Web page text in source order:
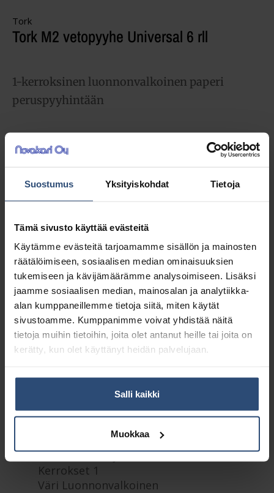
Suostumus Yksityiskohdat Tietoja
Tämä sivusto käyttää evästeitä
Käytämme evästeitä tarjoamamme sisällön ja mainosten
räätälöimiseen, sosiaalisen median ominaisuuksien
tukemiseen ja kävijämäärämme analysoimiseen. Lisäksi
jaamme sosiaalisen median, mainosalan ja analytiikka-
alan kumppaneillemme tietoja siitä, miten käytät
sivustoamme. Kumppanimme voivat yhdistää näitä
tietoja muihin tietoihin, joita olet antanut heille tai joita on
kerätty, kun olet käyttänyt heidän palvelujaan.
Salli kaikki
Muokkaa
Tork
Tork M2 vetopyyhe Universal 6 rll
1-kerroksinen luonnonvalkoinen paperi
peruspyyhintään
37,02€
(46,46€ sis. alv 25.5%)
LISÄÄ OSTOSKORIIN
Yhteensä: 37,02 €
Tuotetunnus (SKU):
140002
Vetopyyhkeet
Kuvaus
Lisätiedot
Järjestelmä M2 – Vetopyyherulla -
järjestelmä
Rullaleveys 19 cm
Rullan halkaisija 19.5 cm
Kerrokset 1
Väri Luonnonvalkoinen